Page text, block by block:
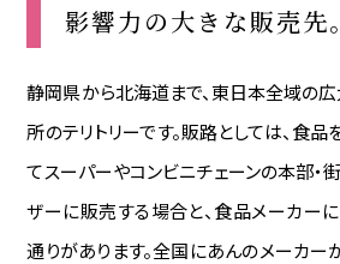
影響力の大きな販売先。
静岡県から北海道まで、東日本全域の
所のテリトリーです。販路としては、食
てスーパーやコンビニチェーンの本部・
ザーに販売する場合と、食品メーカー
通りがあります。全国にあんのメーカー